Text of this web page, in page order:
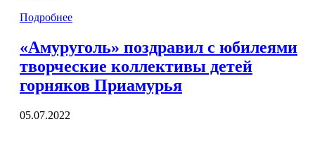
Подробнее
«Амуруголь» поздравил с юбилеями
творческие коллективы детей
горняков Приамурья
05.07.2022